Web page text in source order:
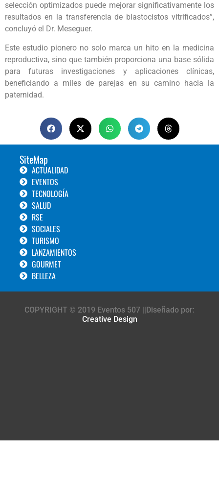
selección optimizados puede mejorar significativamente los
resultados en la transferencia de blastocistos vitrificados”,
concluyó el Dr. Meseguer.
Este estudio pionero no solo marca un hito en la medicina
reproductiva, sino que también proporciona una base sólida
para futuras investigaciones y aplicaciones clínicas,
beneficiando a miles de parejas en su camino hacia la
paternidad.
SiteMap
ACTUALIDAD
EVENTOS
TECNOLOGÍA
SALUD
RSE
SOCIALES
TURISMO
LANZAMIENTOS
GOURMET
BELLEZA
COPYRIGHT © 2019 Eventos 507 ||Diseñado por:
Creative Design